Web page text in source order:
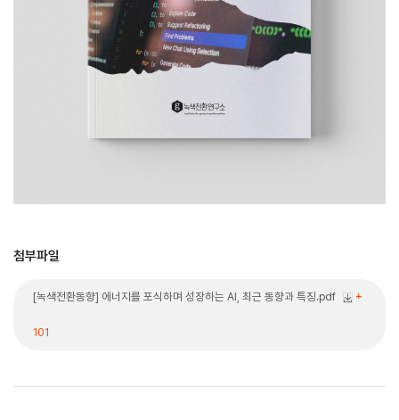
첨부파일
[녹색전환동향] 에너지를 포식하며 성장하는 AI, 최근 동향과 특징.pdf +
101